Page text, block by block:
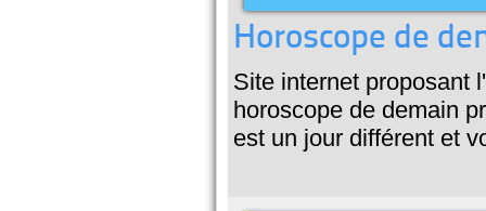
Horoscope de
Site internet proposant
horoscope de demain
est un jour différent et